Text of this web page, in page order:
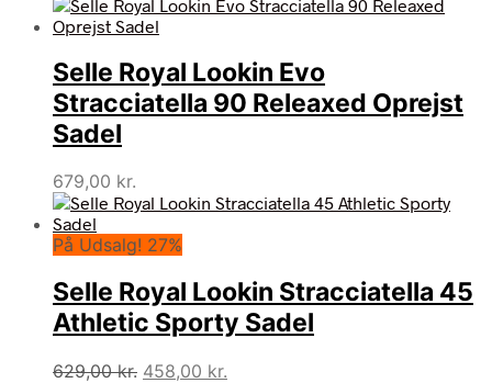
Selle Royal Lookin Evo
Stracciatella 90 Releaxed Oprejst
Sadel
679,00 kr.
På Udsalg! 27%
Selle Royal Lookin Stracciatella 45
Athletic Sporty Sadel
629,00kr. Den
458,00 kr.